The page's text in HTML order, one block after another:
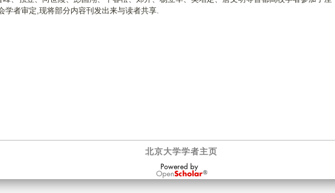
学者审定,现将部分内容刊发出来与读者共享.
北京大学学者主页
OpenScholar